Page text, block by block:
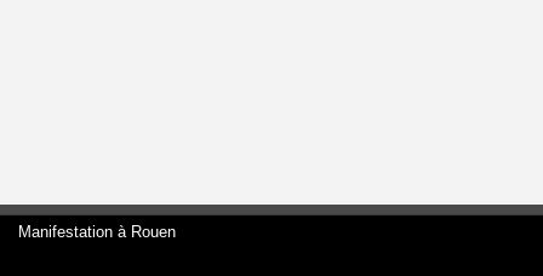
Manifestation à Rouen